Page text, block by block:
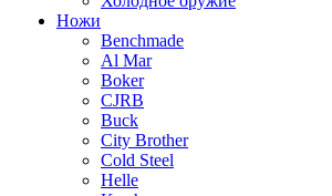
Ножи
Benchmade
Al Mar
Boker
CJRB
Buck
City Brother
Cold Steel
Helle